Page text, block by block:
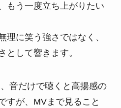
もう一度立ち上がりたい
理に笑う強さではなく、
として響きます。
音だけで聴くと高揚感の
すが、MVまで見ること